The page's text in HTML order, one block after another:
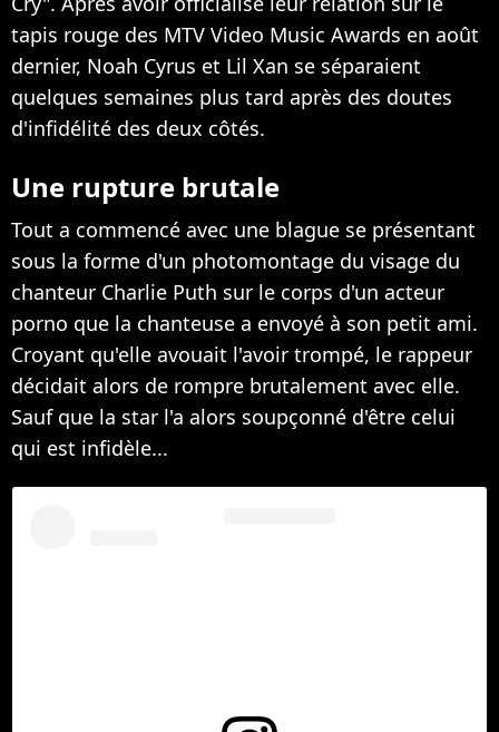
tapis rouge des MTV Video Music Awards en août
dernier, Noah Cyrus et Lil Xan se séparaient
quelques semaines plus tard après des doutes
d'infidélité des deux côtés.
Une rupture brutale
Tout a commencé avec une blague se présentant
sous la forme d'un photomontage du visage du
chanteur Charlie Puth sur le corps d'un acteur
porno que la chanteuse a envoyé à son petit ami.
Croyant qu'elle avouait l'avoir trompé, le rappeur
décidait alors de rompre brutalement avec elle.
Sauf que la star l'a alors soupçonné d'être celui
qui est infidèle...